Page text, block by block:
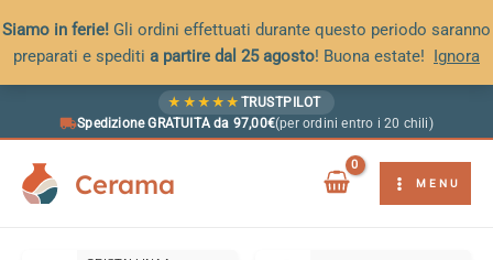
Siamo in ferie! Gli ordini effettuati durante questo periodo saranno
preparati e spediti a partire dal 25 agosto! Buona estate! Ignora
★ ★ ★ ★ ★ TRUSTPILOT
Spedizione GRATUITA da 97,00€(per ordini entro i 20 chili)
Cerama MENU